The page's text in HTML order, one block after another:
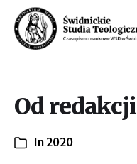
Od redakcji
In 2020